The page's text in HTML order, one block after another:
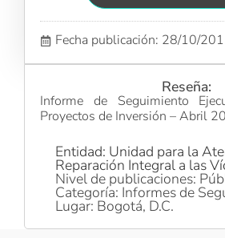
Fecha publicación: 28/10/
Reseña:
Informe de Seguimiento
Proyectos de Inversión – Abril
Entidad: Unidad para la
Reparación Integral a las
Nivel de publicaciones:
Categoría: Informes de
Lugar: Bogotá, D.C.